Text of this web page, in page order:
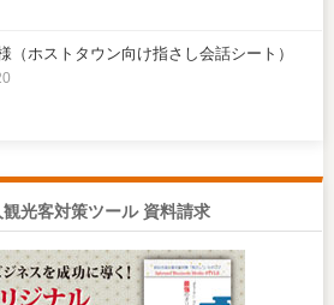
（ホストタウン向け指さし会話シート）
光客対策ツール 資料請求